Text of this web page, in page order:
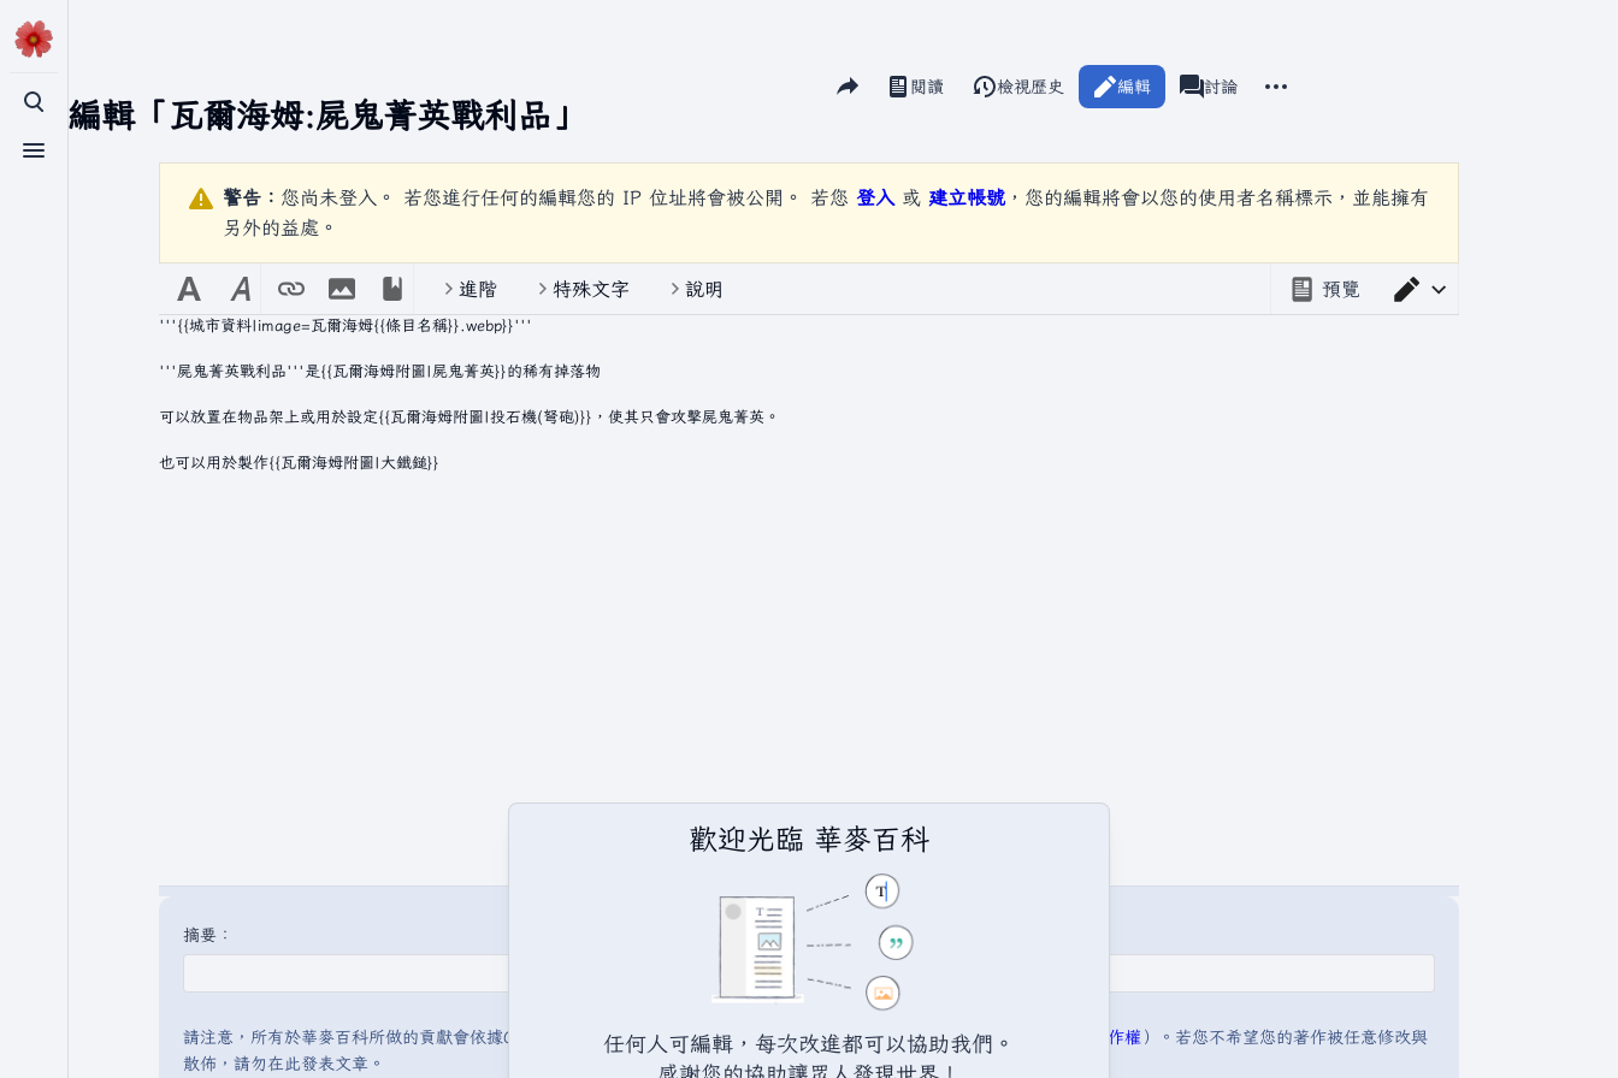
切換搜尋
切換選單
正在編輯「瓦爾海姆:屍鬼菁英戰利品 」
分享此頁面
視圖閱讀 編輯
檢視歷史 associated-pages
瓦爾海姆
討論
警告： 您尚未登入。 若您進行任何的編輯您的 IP 位址將會被公開。 若您 登入 或 建立帳號 ，您的編輯將會以您的使用者名稱標示，並能擁有
另外的益處。
預覽
切換編輯器
進階 特殊文字 說明
摘要：
請注意，所有於華麥百科所做的貢獻會依據CC BY-SA（創用CC 姓名標示─相同方式分享）授權條款發佈（詳情請見 說明:著作權 ）。若您不希望您的著作被任意修改與
散佈，請勿在此發表文章。
歡迎光臨 華麥百科
任何人可編輯，每次改進都可以協助我們。
感謝您的協助讓眾人發現世界！